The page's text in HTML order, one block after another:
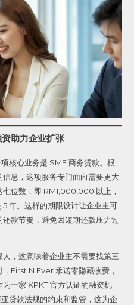
助力企业扩张
核心业务是 SME 商务贷款。根
息，这项服务专门面向需要更大
位数，即 RM1,000,000 以上，
年。这样的期限设计让企业主可
款节奏，避免因短期还款压力过
，这意味着企业主不需要找第三
First N Ever 承诺零隐藏收费，
一家 KPKT 官方认证的融资机
贷款法规的约束和监管，这为企